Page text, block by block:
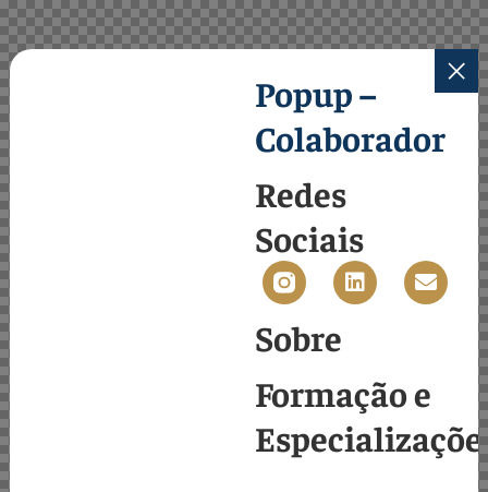
Popup –
Colaborador
Redes
Sociais
Sobre
Formação e